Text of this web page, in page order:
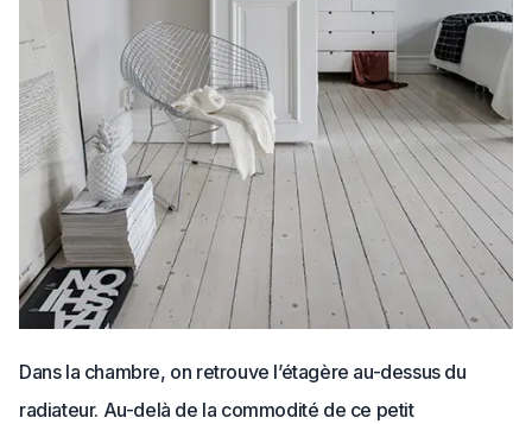
Dans la chambre, on retrouve l’étagère au-dessus du
radiateur. Au-delà de la commodité de ce petit